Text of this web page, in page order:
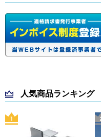
人気商品ランキング